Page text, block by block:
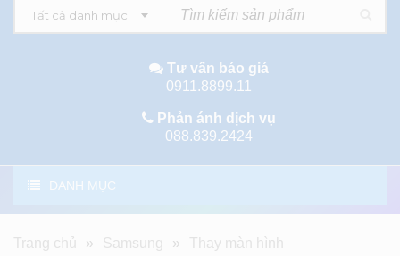
Tất cả danh mục
Tư vấn báo giá
0911.8899.11
Phản ánh dịch vụ
088.839.2424
DANH MỤC
Trang chủ » Samsung »
Thay màn hình